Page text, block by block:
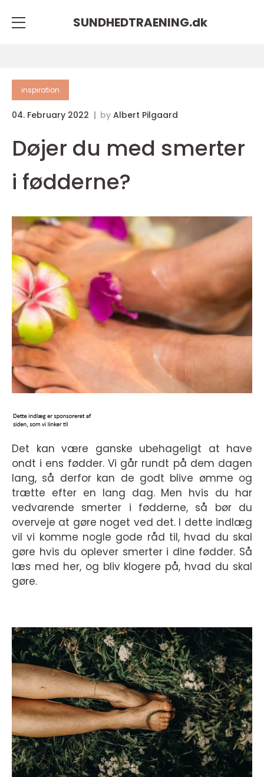
SUNDHEDTRAENING.dk
inspiration
04. February 2022 by Albert Pilgaard
Døjer du med smerter
i fødderne?
Det kan være ganske ubehageligt at have
ondt i ens fødder. Vi går rundt på dem dagen
lang, så derfor kan de godt blive ømme og
trætte efter en lang dag. Men hvis du har
vedvarende smerter i fødderne, så bør du
overveje at gøre noget ved det. I dette indlæg
vil vi komme nogle gode råd til, hvad du skal
gøre hvis du oplever smerter i dine fødder. Så
læs med her, og bliv klogere på, hvad du skal
gøre.